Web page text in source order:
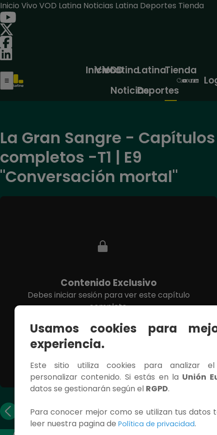
Inicio Vivo VOD Latina Noticias Latina Deportes Tienda
Inicio
Vivo
VOD
Latina
Noticias
Latina
Deportes
Tienda
La Gran Sangre - Capítulos
completos -T1 | E9
"Conversación mortal"
Contenido Exclusivo
Debes iniciar sesión para ver este capítulo
completo.
INICIAR SESIÓN
anterior
siguiente
Usamos cookies para
experiencia.
Este sitio utiliza cookies para analizar
personalizar contenido. Si estás en la Unión
datos se gestionarán según el RGPD.
Para conocer mejor como se utilizan tus datos
leer nuestra pagina de Política de privacidad.